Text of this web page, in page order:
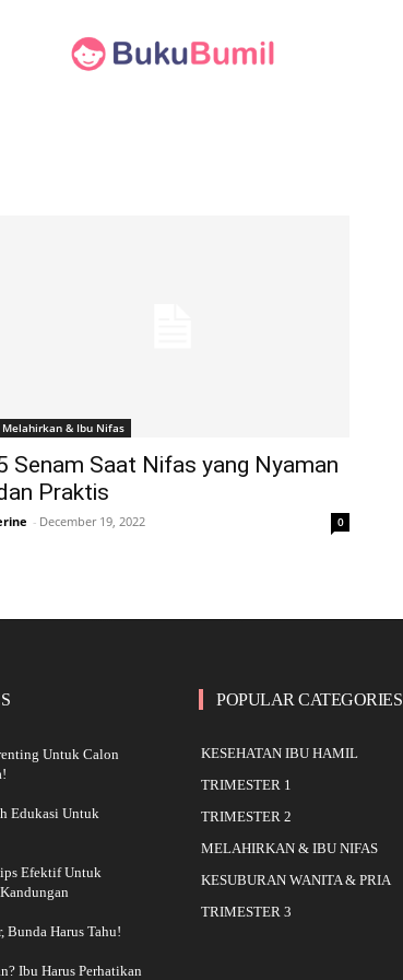
Melahirkan & Ibu Nifas
Senam Saat Nifas yang Nyaman
Praktis
- December 19, 2022 0
Untuk Calon
Edukasi Untuk
Efektif Untuk
Bunda Harus Tahu!
Ibu Harus Perhatikan
POPULAR CATEGORIES
KESEHATAN IBU HAMIL
TRIMESTER 1
TRIMESTER 2
MELAHIRKAN & IBU NIFAS
KESUBURAN WANITA & PRIA
TRIMESTER 3